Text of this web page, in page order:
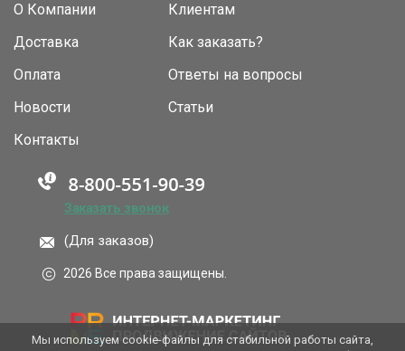
О Компании
Доставка
Оплата
Новости
Клиентам
Как заказать?
Ответы на вопросы
Статьи
Контакты
Заказать звонок
(Для заказов)
2026 Все права защищены.
Мы используем cookie-файлы для стабильной работы сайта,